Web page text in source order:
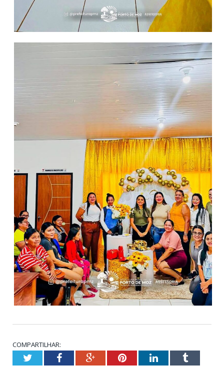
COMPARTILHAR:
TwitterFacebookGoogle+PinterestLinkedInTumblr